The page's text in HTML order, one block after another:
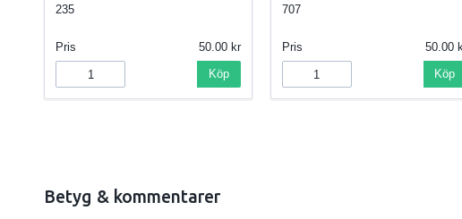
235
Pris 50.00
Köp
707
Pris 50.00
Köp
Betyg & kommentarer